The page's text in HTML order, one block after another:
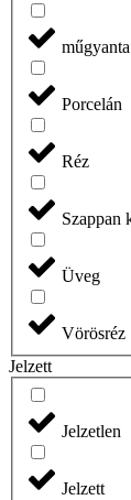
műgyanta
Porcelán
Réz
Szappan
Üveg
Vörösréz
Jelzett
Jelzetlen
Jelzett